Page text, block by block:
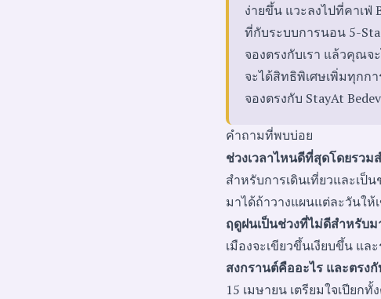
ง่ายขึ้น แวะลงไปที่คาเฟ่
ที่กับระบบการนอน 5-
จองตรงกับเรา แล้วคุณ
จะได้สิทธิพิเศษเพิ่มทุกกา
จองตรงกับ StayAt
คำถามที่พบบ่อย
ช่วงเวลาไหนดีที่สุดโดยรวม
สำหรับการเดินเที่ยวและเ
มาได้ถ้าวางแผนแต่ละวันใ
ฤดูฝนเป็นช่วงที่ไม่ดีสำหรับม
เมืองจะเขียวขึ้นเงียบขึ้น แ
สงกรานต์คืออะไร และตรง
15 เมษายน เตรียมใจเปียก